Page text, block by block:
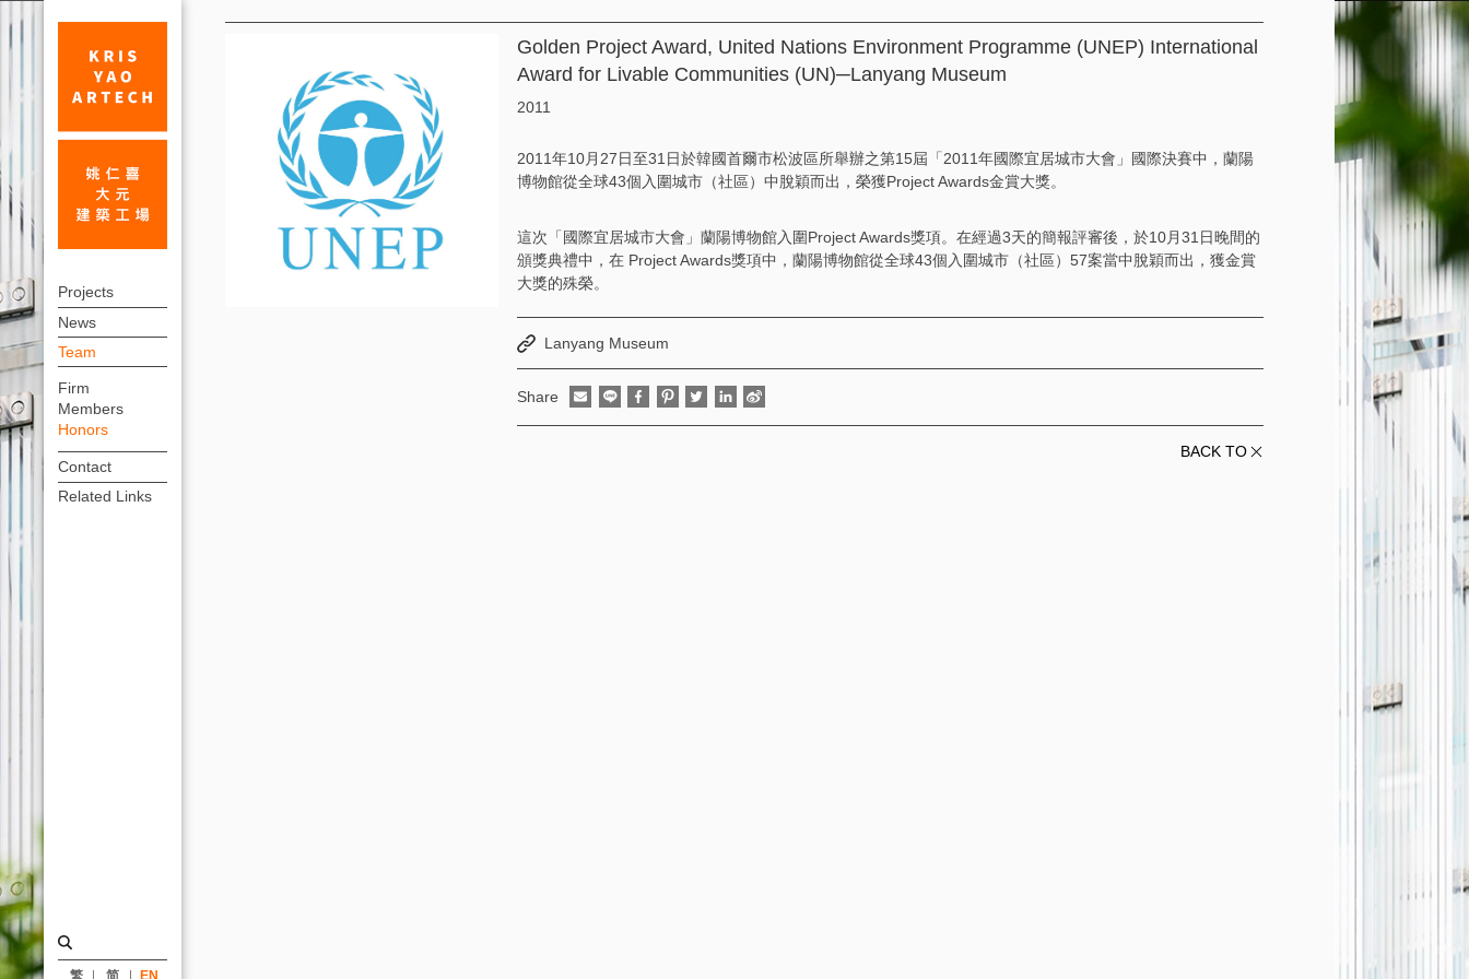
Project
Award,
United
Nations
Environment
Programme
(UNEP)
上
方
連
結
選
單
Projects
News
Team
Firm
Members
Honors
Contact
Related Links
繁 简 EN
Golden Project Award, United Nations Environment Programme (UNEP) International
Award for Livable Communities (UN)─Lanyang Museum
2011
2011年10月27日至31日於韓國首爾市松波區所舉辦之第15屆「2011年國際宜居城市大會」國際決賽中，蘭陽
博物館從全球43個入圍城市（社區）中脫穎而出，榮獲Project Awards金賞大獎。
這次「國際宜居城市大會」蘭陽博物館入圍Project Awards獎項。在經過3天的簡報評審後，於10月31日晚間的
頒獎典禮中，在 Project Awards獎項中，蘭陽博物館從全球43個入圍城市（社區）57案當中脫穎而出，獲金賞
大獎的殊榮。
Lanyang Museum
Share
BACK TO